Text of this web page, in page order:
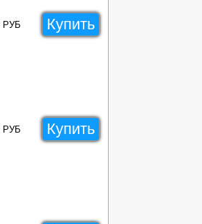
РУБ Купить
РУБ Купить